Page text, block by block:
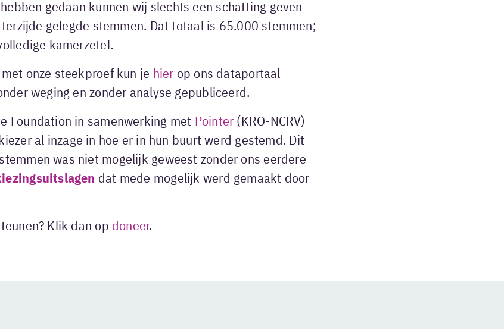
gedaan kunnen wij slechts een schatting geven
gelegde stemmen. Dat totaal is 65.000 stemmen;
kamerzetel.
onze steekproef kun je hier op ons dataportaal
weging en zonder analyse gepubliceerd.
Foundation in samenwerking met Pointer (KRO-NCRV)
al inzage in hoe er in hun buurt werd gestemd. Dit
was niet mogelijk geweest zonder ons eerdere
dat mede mogelijk werd gemaakt door
Klik dan op doneer.